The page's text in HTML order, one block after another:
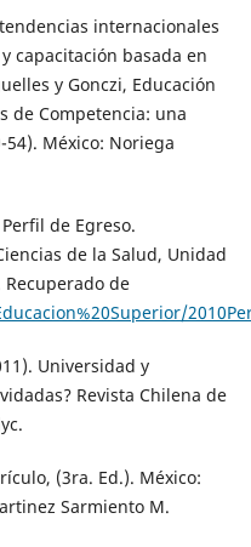
internacionales
capacitación basada en
y Gonczi, Educación
de Competencia: una
México: Noriega
de Egreso.
de la Salud, Unidad
de
Universidad y
Revista Chilena de
(3ra. Ed.). México:
Sarmiento M.